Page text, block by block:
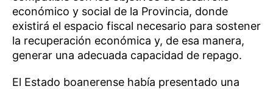
económico y social de la Provincia, donde
existirá el espacio fiscal necesario para sostener
la recuperación económica y, de esa manera,
generar una adecuada capacidad de repago.
El Estado boanerense había presentado una